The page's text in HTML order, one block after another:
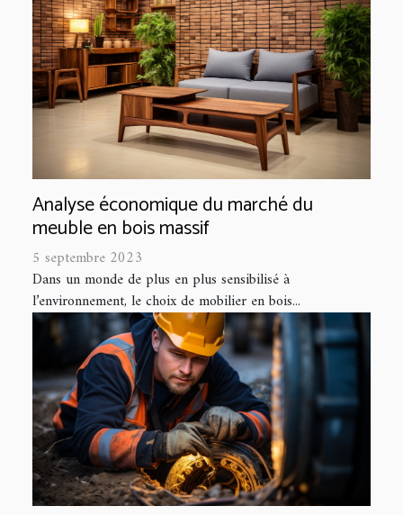
Analyse économique du marché du
meuble en bois massif
5 septembre 2023
Dans un monde de plus en plus sensibilisé à
l’environnement, le choix de mobilier en bois...